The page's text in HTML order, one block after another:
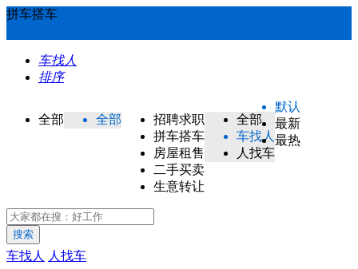
拼车搭车
车找人
排序
全部 全部
招聘求职
拼车搭车
房屋租售
二手买卖
生意转让
全部
车找人
人找车
默认
最新
最热
搜索
车找人 人找车